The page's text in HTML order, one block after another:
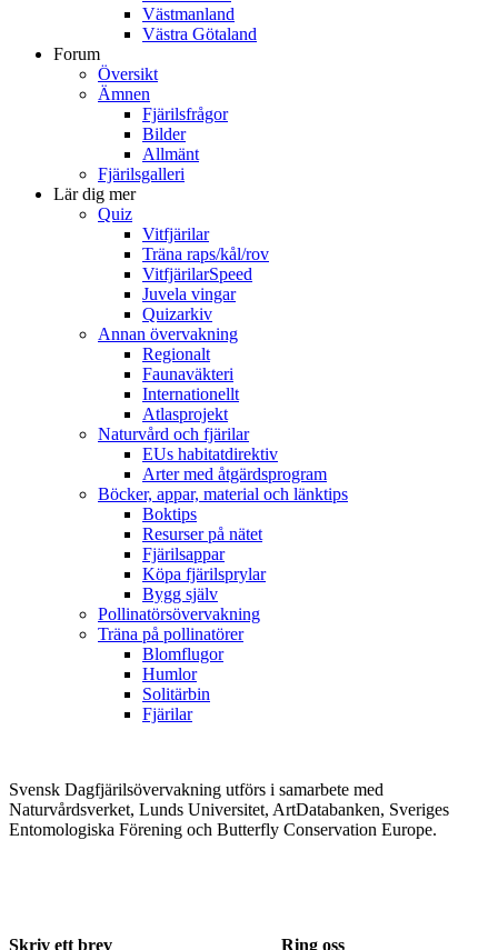
Västmanland
Västra Götaland
Forum
Översikt
Ämnen
Fjärilsfrågor
Bilder
Allmänt
Fjärilsgalleri
Lär dig mer
Quiz
Vitfjärilar
Träna raps/kål/rov
VitfjärilarSpeed
Juvela vingar
Quizarkiv
Annan övervakning
Regionalt
Faunaväkteri
Internationellt
Atlasprojekt
Naturvård och fjärilar
EUs habitatdirektiv
Arter med åtgärdsprogram
Böcker, appar, material och länktips
Boktips
Resurser på nätet
Fjärilsappar
Köpa fjärilsprylar
Bygg själv
Pollinatörsövervakning
Träna på pollinatörer
Blomflugor
Humlor
Solitärbin
Fjärilar
Svensk Dagfjärilsövervakning utförs i samarbete med
Naturvårdsverket, Lunds Universitet, ArtDatabanken, Sveriges
Entomologiska Förening och Butterfly Conservation Europe.
Skriv ett brev Ring oss